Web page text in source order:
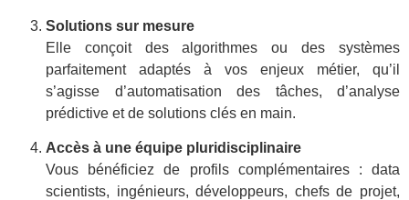
Solutions sur mesure
Elle conçoit des algorithmes ou des systèmes
parfaitement adaptés à vos enjeux métier, qu’il
s’agisse d’automatisation des tâches, d’analyse
prédictive et de solutions clés en main.
Accès à une équipe pluridisciplinaire
Vous bénéficiez de profils complémentaires : data
scientists, ingénieurs, développeurs, chefs de projet,